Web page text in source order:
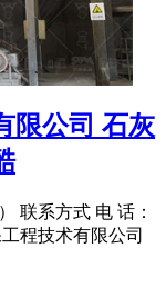
限公司 石灰
联系方式 电 话：
程技术有限公司